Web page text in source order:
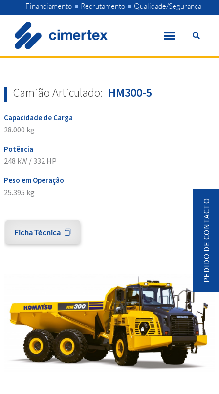
to
content
Financiamento Recrutamento Qualidade/Segurança
Camião Articulado: HM300-5
Capacidade de Carga
28.000 kg
Potência
248 kW / 332 HP
Peso em Operação
25.395 kg
Ficha Técnica PEDIDO DE CONTACTO